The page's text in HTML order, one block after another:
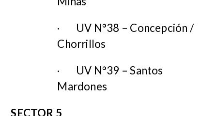
· UV N°38 – Concepción /
Chorrillos
· UV N°39 – Santos
Mardones
SECTOR 5